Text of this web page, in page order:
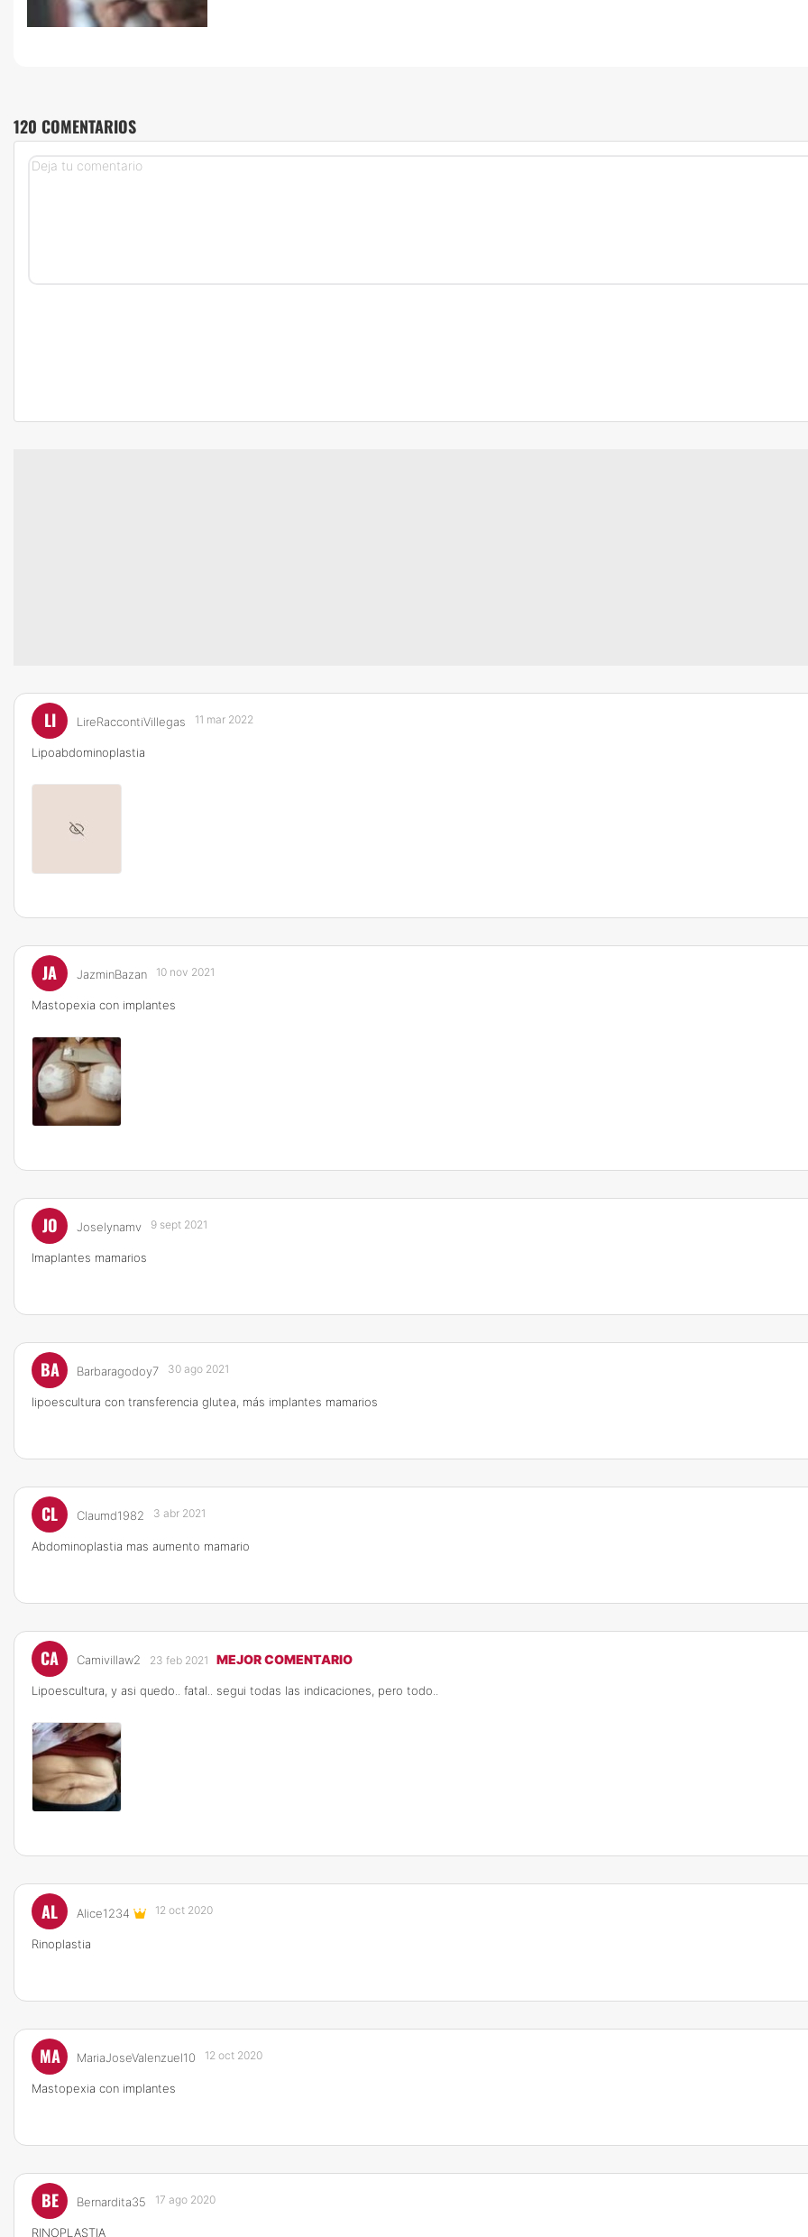
120 COMENTARIOS
LI LireRaccontiVillegas 11 mar 2022
Lipoabdominoplastia
JA JazminBazan 10 nov 2021
Mastopexia con implantes
JO Joselynamv 9 sept 2021
Imaplantes mamarios
BA Barbaragodoy7 30 ago 2021
Iipoescultura con transferencia glutea, más implantes mamarios
CL Claumd1982 3 abr 2021
Abdominoplastia mas aumento mamario
CA Camivillaw2 23 feb 2021 MEJOR COMENTARIO
Lipoescultura, y asi quedo.. fatal.. segui todas las indicaciones, pero todo..
AL Alice1234 12 oct 2020
Rinoplastia
MA MariaJoseValenzuel10 12 oct 2020
Mastopexia con implantes
BE Bernardita35 17 ago 2020
RINOPLASTIA